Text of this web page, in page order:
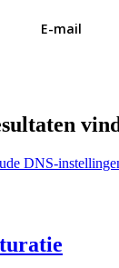
E-mail
DNS-